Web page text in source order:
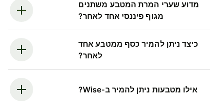
מדוע שערי המרת המטבע משתנים
מגוף פיננסי אחד לאחר?
כיצד ניתן להמיר כסף ממטבע אחד
לאחר?
אילו מטבעות ניתן להמיר ב-Wise?